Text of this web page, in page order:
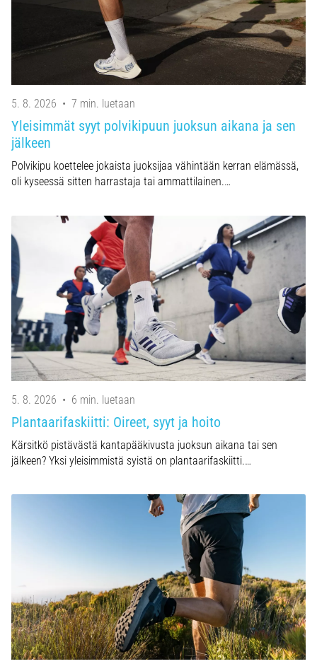
Kärsitkö
kantapääkivusta
juoksun
tai
sen
jälkeen?
Yksi
plantaarifaskiitti.
kaikki
artikkelit
5. 8. 2026 • 7 min. luetaan
Yleisimmät syyt polvikipuun juoksun aikana ja sen
jälkeen
Polvikipu koettelee jokaista juoksijaa vähintään kerran elämässä,
oli kyseessä sitten harrastaja tai ammattilainen.…
5. 8. 2026 • 6 min. luetaan
Plantaarifaskiitti: Oireet, syyt ja hoito
Kärsitkö pistävästä kantapääkivusta juoksun aikana tai sen
jälkeen? Yksi yleisimmistä syistä on plantaarifaskiitti.…